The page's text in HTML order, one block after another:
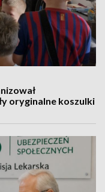
oryginalne koszulki